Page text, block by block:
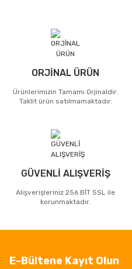
ORJİNAL ÜRÜN
Ürünlerimizin Tamamı Orjinaldir.
Taklit ürün satılmamaktadır.
GÜVENLİ ALIŞVERİŞ
Alışverişleriniz 256 BİT SSL ile
korunmaktadır.
E-Bültene Kayıt Olun